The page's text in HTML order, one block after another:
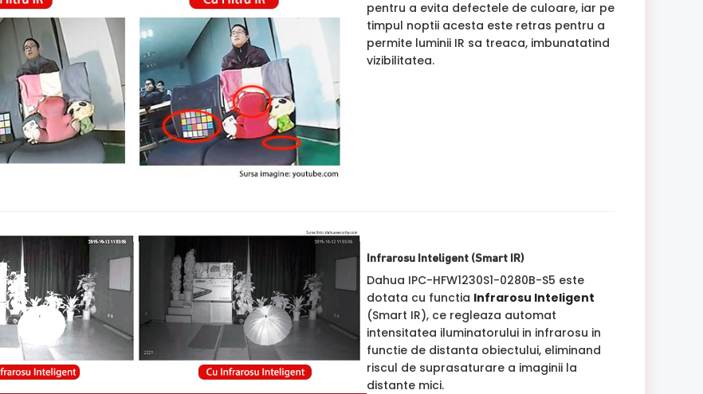
pentru a evita defectele de culoare, iar pe
timpul noptii acesta este retras pentru a
permite luminii IR sa treaca, imbunatatind
vizibilitatea.
Infrarosu Inteligent (Smart IR)
Dahua IPC-HFW1230S1-0280B-S5 este
dotata cu functia Infrarosu Inteligent
(Smart IR), ce regleaza automat
intensitatea iluminatorului in infrarosu in
functie de distanta obiectului, eliminand
riscul de suprasaturare a imaginii la
distante mici.